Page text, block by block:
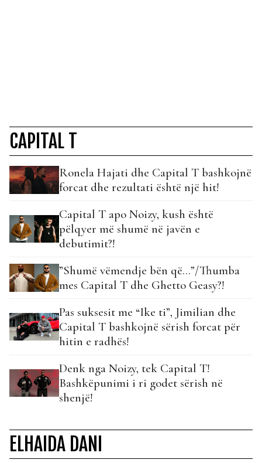
CAPITAL T
Ronela Hajati dhe Capital T bashkojnë
forcat dhe rezultati është një hit!
Capital T apo Noizy, kush është
pëlqyer më shumë në javën e
debutimit?!
”Shumë vëmendje bën që…”/Thumba
mes Capital T dhe Ghetto Geasy?!
Pas suksesit me “Ike ti”, Jimilian dhe
Capital T bashkojnë sërish forcat për
hitin e radhës!
Denk nga Noizy, tek Capital T!
Bashkëpunimi i ri godet sërish në
shenjë!
ELHAIDA DANI